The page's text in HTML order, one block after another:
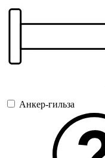
Анкер-гильза